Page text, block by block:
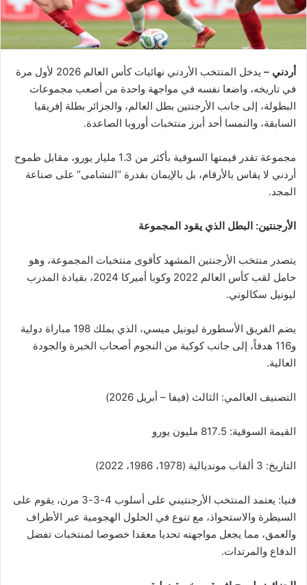
أردني –
يدخل المنتخب الأردني نهائيات كأس العالم 2026 لأول مرة
في تاريخه، واضعا نفسه في مواجهة واحدة من أصعب مجموعات
البطولة، إلى جانب الأرجنتين بطل العالم، والجزائر بطلة إفريقيا
السابقة، والنمسا أحد أبرز منتخبات أوروبا الصاعدة.
مجموعة تقدر قيمتها السوقية بأكثر من 1.3 مليار يورو، مقابل طموح
أردني لا يقاس بالأرقام، بل بالإيمان بقدرة “النشامى” على صناعة
المجد.
الأرجنتين: البطل الذي يقود المجموعة
يتصدر منتخب الأرجنتين المشهد كأقوى منتخبات المجموعة، وهو
حامل لقب كأس العالم 2022 وكوبا أميركا 2024، بقيادة المدرب
ليونيل سكالوني.
يضم الفريق الأسطورة ليونيل ميسي، الذي يملك 198 مباراة دولية
و116 هدفاً، إلى جانب كوكبة من النجوم أصحاب الخبرة والجودة
العالية.
التصنيف العالمي: الثالث (فيفا – أبريل 2026)
القيمة السوقية: 817.5 مليون يورو
التاريخ: 3 ألقاب مونديالية (1978، 1986، 2022)
فنيا: يعتمد المنتخب الأرجنتيني على أسلوب 4-3-3 مرن، يقوم على
السيطرة والاستحواذ، مع تنوع في الحلول الهجومية عبر الأطراف
والعمق، مما يجعل مواجهته تحديا معقدا خصوصا لمنتخبات تفضل
الدفاع والمرتدات.